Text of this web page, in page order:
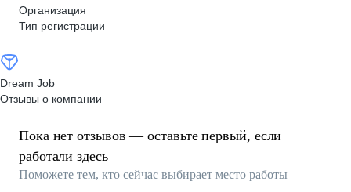
Организация
Тип регистрации
Dream Job
Отзывы о компании
Пока нет отзывов — оставьте первый, если
работали здесь
Поможете тем, кто сейчас выбирает место работы